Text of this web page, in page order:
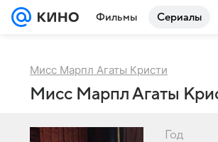
Фильмы Сериалы
Мисс Марпл Агаты Кристи
Мисс Марпл Агаты
Год